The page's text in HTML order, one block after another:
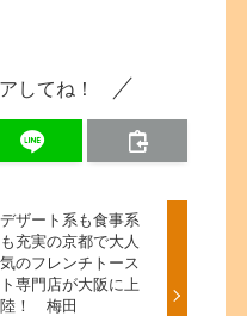
してね！
デザート系も食事系
も充実の京都で大人
気のフレンチトース
ト専門店が大阪に上
陸！ 梅田